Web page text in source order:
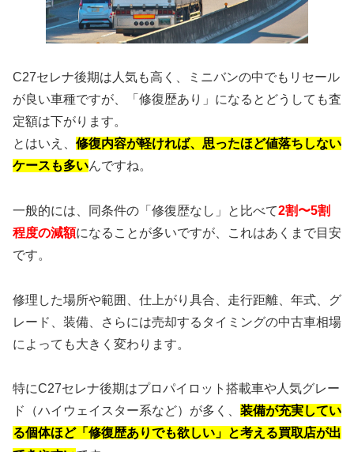
C27セレナ後期は人気も高く、ミニバンの中でもリセール
が良い車種ですが、「修復歴あり」になるとどうしても査
定額は下がります。
とはいえ、 修復内容が軽ければ、思ったほど値落ちしない
ケースも多いんですね。
一般的には、同条件の「修復歴なし」と比べて2割〜5割
程度の減額になることが多いですが、これはあくまで目安
です。
修理した場所や範囲、仕上がり具合、走行距離、年式、グ
レード、装備、さらには売却するタイミングの中古車相場
によっても大きく変わります。
特にC27セレナ後期はプロパイロット搭載車や人気グレー
ド（ハイウェイスター系など）が多く、 装備が充実してい
る個体ほど「修復歴ありでも欲しい」と考える買取店が出